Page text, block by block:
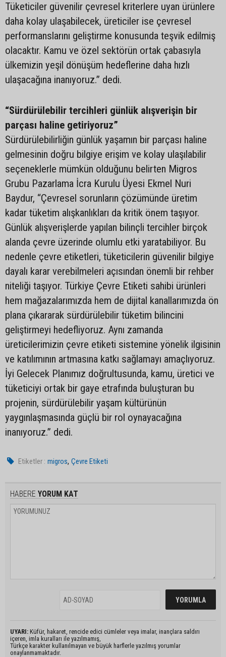
Tüketiciler güvenilir çevresel kriterlere uyan ürünlere
daha kolay ulaşabilecek, üreticiler ise çevresel
performanslarını geliştirme konusunda teşvik edilmiş
olacaktır. Kamu ve özel sektörün ortak çabasıyla
ülkemizin yeşil dönüşüm hedeflerine daha hızlı
ulaşacağına inanıyoruz.” dedi.
“Sürdürülebilir tercihleri günlük alışverişin bir
parçası haline getiriyoruz”
Sürdürülebilirliğin günlük yaşamın bir parçası haline
gelmesinin doğru bilgiye erişim ve kolay ulaşılabilir
seçeneklerle mümkün olduğunu belirten Migros
Grubu Pazarlama İcra Kurulu Üyesi Ekmel Nuri
Baydur, “Çevresel sorunların çözümünde üretim
kadar tüketim alışkanlıkları da kritik önem taşıyor.
Günlük alışverişlerde yapılan bilinçli tercihler birçok
alanda çevre üzerinde olumlu etki yaratabiliyor. Bu
nedenle çevre etiketleri, tüketicilerin güvenilir bilgiye
dayalı karar verebilmeleri açısından önemli bir rehber
niteliği taşıyor. Türkiye Çevre Etiketi sahibi ürünleri
hem mağazalarımızda hem de dijital kanallarımızda ön
plana çıkararak sürdürülebilir tüketim bilincini
geliştirmeyi hedefliyoruz. Aynı zamanda
üreticilerimizin çevre etiketi sistemine yönelik ilgisinin
ve katılımının artmasına katkı sağlamayı amaçlıyoruz.
İyi Gelecek Planımız doğrultusunda, kamu, üretici ve
tüketiciyi ortak bir gaye etrafında buluşturan bu
projenin, sürdürülebilir yaşam kültürünün
yaygınlaşmasında güçlü bir rol oynayacağına
inanıyoruz.” dedi.
Etiketler : migros,Çevre Etiketi
HABERE YORUM KAT
UYARI: Küfür, hakaret, rencide edici cümleler veya imalar, inançlara saldırı
içeren, imla kuralları ile yazılmamış,
Türkçe karakter kullanılmayan ve büyük harflerle yazılmış yorumlar
onaylanmamaktadır.